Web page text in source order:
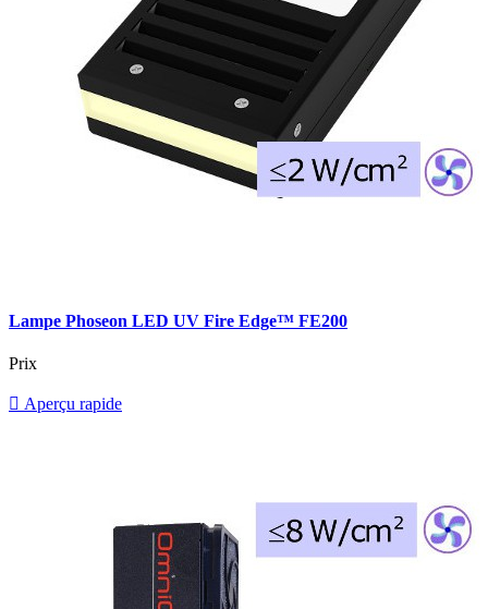
Lampe Phoseon LED UV Fire Edge™ FE200
Prix
 Aperçu rapide